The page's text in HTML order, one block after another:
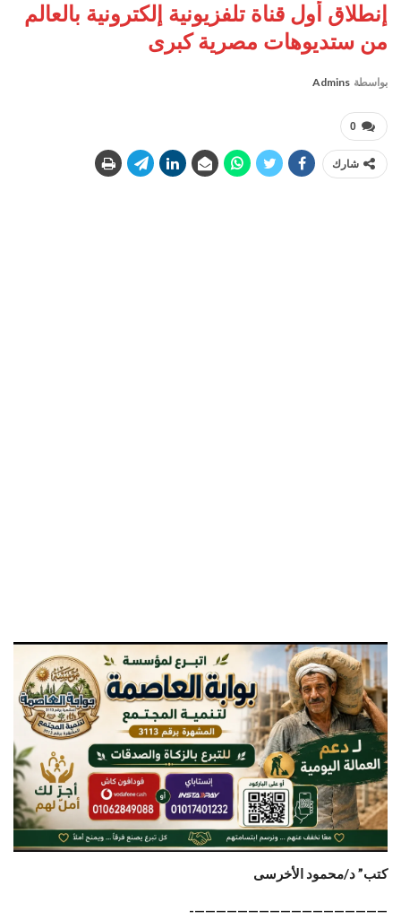
إنطلاق أول قناة تلفزيونية إلكترونية بالعالم
من ستديوهات مصرية كبرى
بواسطة Admins
0
شارك
كتب” د/محمود الأخرسى
——————————————————-